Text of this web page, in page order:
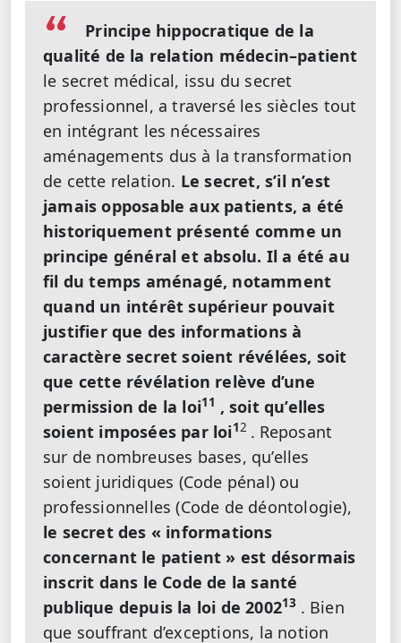
Principe hippocratique de la
qualité de la relation médecin–patient
le secret médical, issu du secret
professionnel, a traversé les siècles tout
en intégrant les nécessaires
aménagements dus à la transformation
de cette relation. Le secret, s’il n’est
jamais opposable aux patients, a été
historiquement présenté comme un
principe général et absolu. Il a été au
fil du temps aménagé, notamment
quand un intérêt supérieur pouvait
justifier que des informations à
caractère secret soient révélées, soit
que cette révélation relève d’une
permission de la loi11 , soit qu’elles
soient imposées par loi12 . Reposant
sur de nombreuses bases, qu’elles
soient juridiques (Code pénal) ou
professionnelles (Code de déontologie),
le secret des « informations
concernant le patient » est désormais
inscrit dans le Code de la santé
publique depuis la loi de 200213 . Bien
que souffrant d’exceptions, la notion